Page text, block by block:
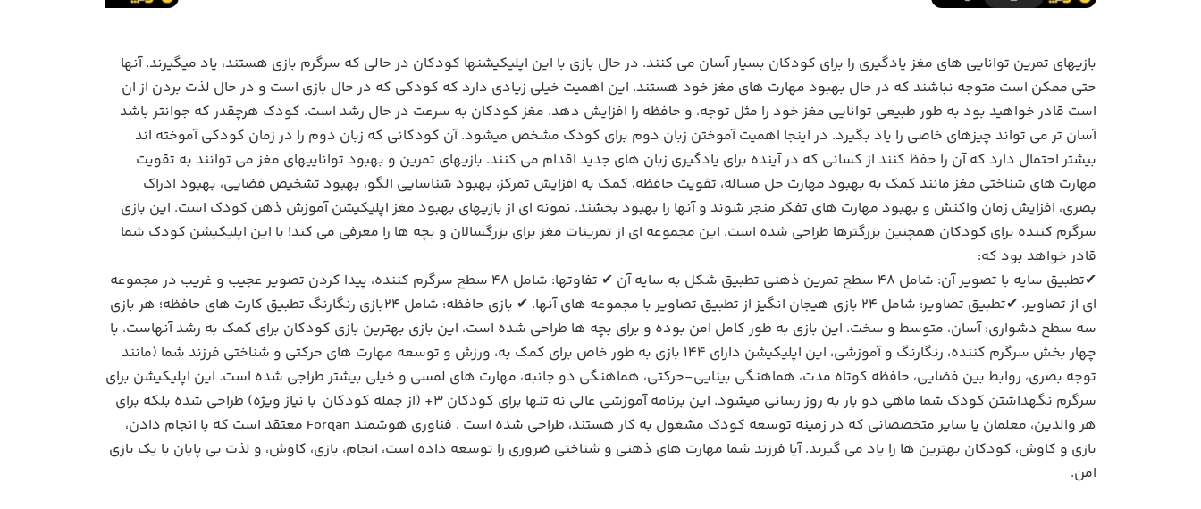
بازیهای تمرین توانایی های مغز یادگیری را برای کودکان بسیار آسان می کنند. در حال بازی با این اپلیکیشنها کودکان در حالی که سرگرم بازی هستند، یاد میگیرند. آنها
حتی ممکن است متوجه نباشند که در حال بهبود مهارت های مغز خود هستند. این اهمیت خیلی زیادی دارد که کودکی که در حال بازی است و در حال لذت بردن از ان
است قادر خواهید بود به طور طبیعی توانایی مغز خود را مثل توجه، و حافظه را افزایش دهد. مغز کودکان به سرعت در حال رشد است. کودک هرچقدر که جوانتر باشد
آسان تر می تواند چیزهای خاصی را یاد بگیرد. در اینجا اهمیت آموختن زبان دوم برای کودک مشخص میشود. آن کودکانی که زبان دوم را در زمان کودکی آموخته اند
بیشتر احتمال دارد که آن را حفظ کنند از کسانی که در آینده برای یادگیری زبان های جدید اقدام می کنند. بازیهای تمرین و بهبود تواناییهای مغز می توانند به تقویت
مهارت های شناختی مغز مانند کمک به بهبود مهارت حل مساله، تقویت حافظه، کمک به افزایش تمرکز، بهبود شناسایی الگو، بهبود تشخیص فضایی، بهبود ادراک
بصری، افزایش زمان واکنش و بهبود مهارت های تفکر منجر شوند و آنها را بهبود بخشند. نمونه ای از بازیهای بهبود مغز اپلیکیشن آموزش ذهن کودک است. این بازی
سرگرم کننده برای کودکان همچنین بزرگترها طراحی شده است. این مجموعه ای از تمرینات مغز برای بزرگسالان و بچه ها را معرفی می کند! با این اپلیکیشن کودک شما
قادر خواهد بود که:
✔تطبیق سایه با تصویر آن: شامل 48 سطح تمرین ذهنی تطبیق شکل به سایه آن ✔ تفاوتها: شامل 48 سطح سرگرم کننده، پیدا کردن تصویر عجیب و غریب در مجموعه
ای از تصاویر. ✔تطبیق تصاویر: شامل 24 بازی هیجان انگیز از تطبیق تصاویر با مجموعه های آنها. ✔ بازی حافظه: شامل 24بازی رنگارنگ تطبیق کارت های حافظه؛ هر بازی
سه سطح دشواری: آسان، متوسط و سخت. این بازی به طور کامل امن بوده و برای بچه ها طراحی شده است، این بازی بهترین بازی کودکان برای کمک به رشد آنهاست، با
چهار بخش سرگرم کننده، رنگارنگ و آموزشی، این اپلیکیشن دارای 144 بازی به طور خاص برای کمک به، ورزش و توسعه مهارت های حرکتی و شناختی فرزند شما (مانند
توجه بصری، روابط بین فضایی، حافظه کوتاه مدت، هماهنگی بینایی-حرکتی، هماهنگی دو جانبه، مهارت های لمسی و خیلی بیشتر طراجی شده است. این اپلیکیشن برای
سرگرم نگهداشتن کودک شما ماهی دو بار به روز رسانی میشود. این برنامه آموزشی عالی نه تنها برای کودکان 3+ (از جمله کودکان با نیاز ویژه) طراحی شده بلکه برای
هر والدین، معلمان یا سایر متخصصانی که در زمینه توسعه کودک مشغول به کار هستند، طراحی شده است . فناوری هوشمند Forqan معتقد است که با انجام دادن،
بازی و کاوش، کودکان بهترین ها را یاد می گیرند. آیا فرزند شما مهارت های ذهنی و شناختی ضروری را توسعه داده است، انجام، بازی، کاوش، و لذت بی پایان با یک بازی
امن.